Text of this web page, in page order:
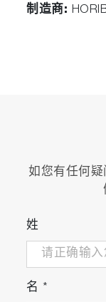
制造商:
如您有任何
姓
名 *